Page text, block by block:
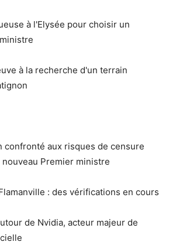
à l'Elysée pour choisir un
à la recherche d'un terrain
confronté aux risques de censure
Premier ministre
: des vérifications en cours
de Nvidia, acteur majeur de